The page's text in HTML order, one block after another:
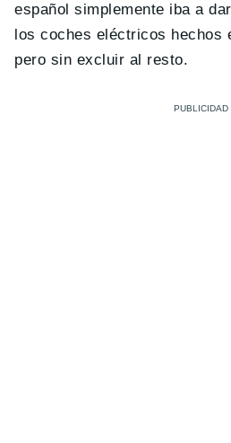
español simplemente iba a
los coches eléctricos hechos
pero sin excluir al resto.